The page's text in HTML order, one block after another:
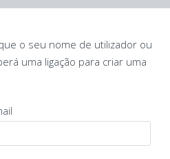
o seu nome de utilizador ou
uma ligação para criar uma